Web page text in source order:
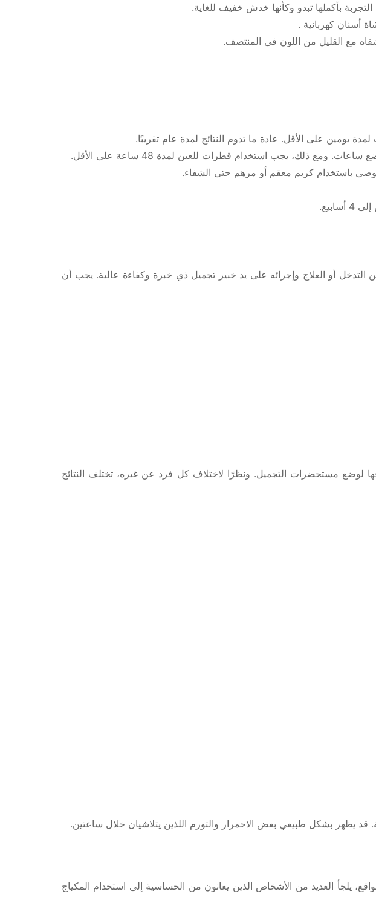
التجربة بأكملها تبدو وكأنها خدش خفيف للغاية.
أسنان كهربائية .
مع القليل من اللون في المنتصف.
يومين على الأقل. عادة ما تدوم النتائج لمدة عام تقريبًا.
ذلك، يجب استخدام قطرات للعين لمدة 48 ساعة على الأقل.
باستخدام كريم معقم أو مرهم حتى الشفاء.
أو العلاج وإجرائه على يد خبير تجميل ذي خبرة وكفاءة عالية. يجب أن
لوضع مستحضرات التجميل. ونظرًا لاختلاف كل فرد عن غيره، تختلف النتائج
يلجأ العديد من الأشخاص الذين يعانون من الحساسية إلى استخدام المكياج